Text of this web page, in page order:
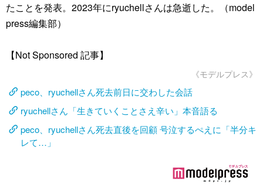
たことを発表。2023年にryuchellさんは急逝した。（model
press編集部）
【Not Sponsored 記事】
《モデルプレス》
peco、ryuchellさん死去前日に交わした会話
ryuchellさん「生きていくことさえ辛い」本音語る
peco、ryuchellさん死去直後を回顧 号泣するぺえに「半分キ
レて…」